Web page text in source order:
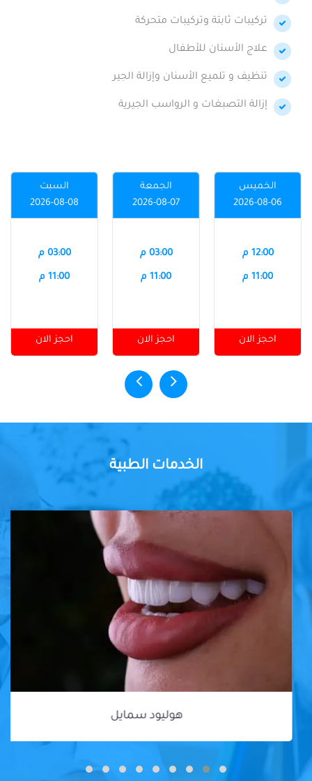
تركيبات ثابتة وتركيبات متحركة
علاج الأسنان للأطفال
تنظيف و تلميع الأسنان وإزالة الجير
إزالة التصبغات و الرواسب الجيرية
الخميس
2026-08-06
12:00 م
11:00 م
احجز الان
الجمعة
2026-08-07
03:00 م
11:00 م
احجز الان
السبت
2026-08-08
03:00 م
11:00 م
احجز الان
الخدمات الطبية
هوليود سمايل